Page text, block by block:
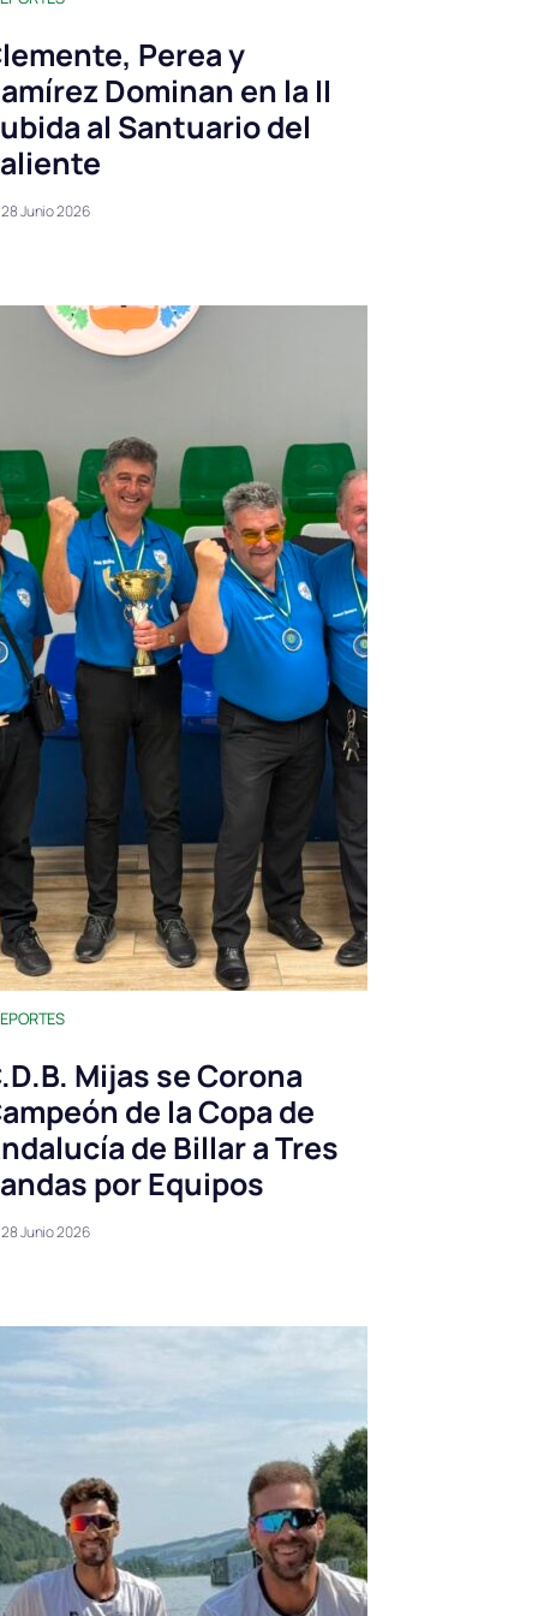
Perea y
Dominan en la II
al Santuario del
28 Junio 2026
Mijas se Corona
de la Copa de
de Billar a Tres
por Equipos
28 Junio 2026